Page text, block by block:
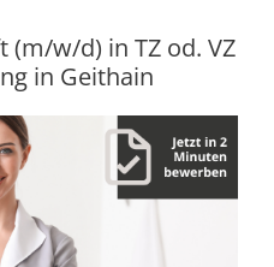
w/d) in TZ od. VZ
in Geithain